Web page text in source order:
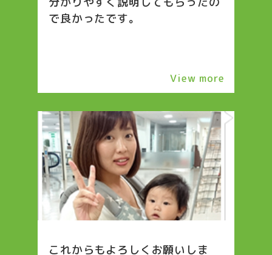
で良かったです。
View more
これからもよろしくお願いしま